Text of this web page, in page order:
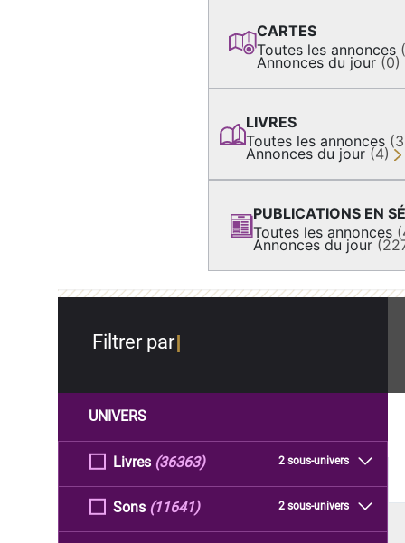
CARTES
Toutes les annonces
Annonces du jour (0)
LIVRES
Toutes les annonces
Annonces du jour (4)
PUBLICATIONS EN
Toutes les annonces
Annonces du jour
Filtrer par
UNIVERS
Livres 2 sous-univers
(36363)
Sons 2 sous-univers
(11641)